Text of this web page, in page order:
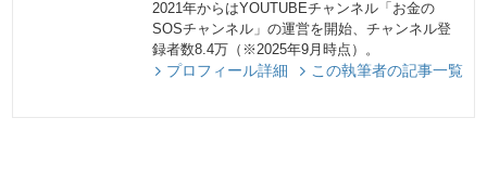
2021年からはYOUTUBEチャンネル「お金の
SOSチャンネル」の運営を開始、チャンネル登
録者数8.4万（※2025年9月時点）。
プロフィール詳細 この執筆者の記事一覧